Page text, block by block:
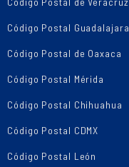
Código Postal Guadalajara
Código Postal de Oaxaca
Código Postal Mérida
Código Postal Chihuahua
Código Postal CDMX
Código Postal León